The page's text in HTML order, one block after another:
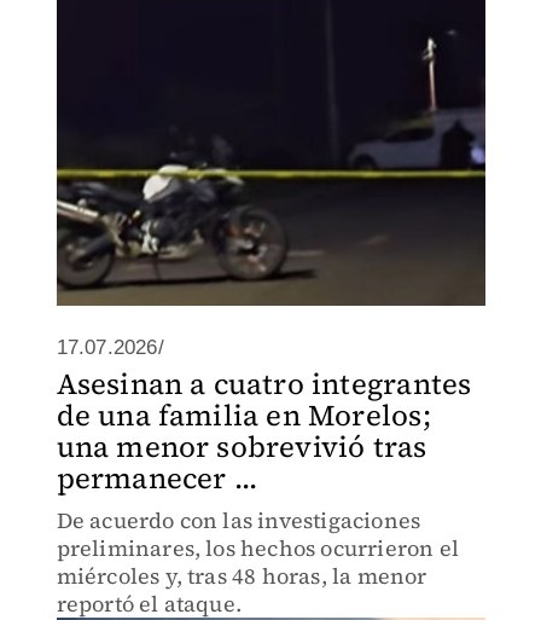
17.07.2026/
Asesinan a cuatro integrantes
de una familia en Morelos;
una menor sobrevivió tras
permanecer ...
De acuerdo con las investigaciones
preliminares, los hechos ocurrieron el
miércoles y, tras 48 horas, la menor
reportó el ataque.